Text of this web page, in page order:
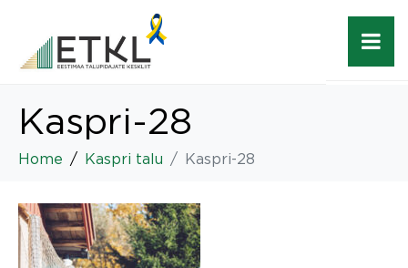
Kaspri-28
Home Kaspri talu Kaspri-28